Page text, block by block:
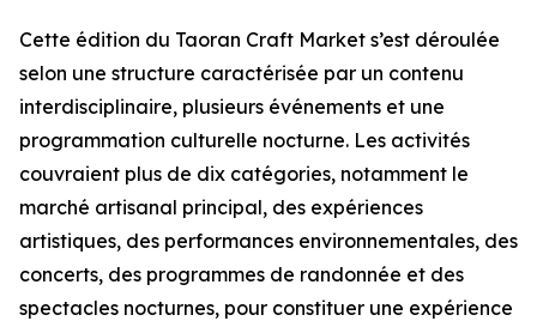
Cette édition du Taoran Craft Market s’est déroulée
selon une structure caractérisée par un contenu
interdisciplinaire, plusieurs événements et une
programmation culturelle nocturne. Les activités
couvraient plus de dix catégories, notamment le
marché artisanal principal, des expériences
artistiques, des performances environnementales, des
concerts, des programmes de randonnée et des
spectacles nocturnes, pour constituer une expérience